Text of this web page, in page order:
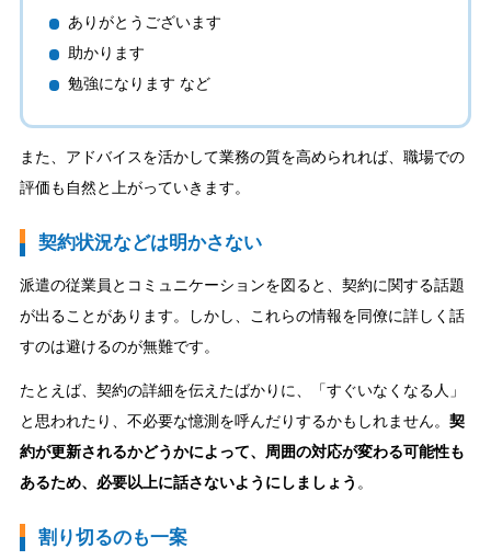
ありがとうございます
助かります
勉強になります など
また、アドバイスを活かして業務の質を高められれば、職場での
評価も自然と上がっていきます。
契約状況などは明かさない
派遣の従業員とコミュニケーションを図ると、契約に関する話題
が出ることがあります。しかし、これらの情報を同僚に詳しく話
すのは避けるのが無難です。
たとえば、契約の詳細を伝えたばかりに、「すぐいなくなる人」
と思われたり、不必要な憶測を呼んだりするかもしれません。 契
約が更新されるかどうかによって、周囲の対応が変わる可能性も
あるため、必要以上に話さないようにしましょう 。
割り切るのも一案